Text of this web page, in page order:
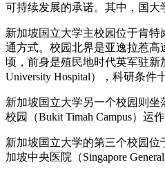
可持续发展的承诺。其中，国大
新加坡国立大学主校园位于肯特
通方式。校园北界是亚逸拉惹高
顷，前身是殖民地时代英军驻新
University Hospital），科研条件
新加坡国立大学另一个校园则坐
校园（Bukit Timah Campus）运
新加坡国立大学的第三个校园位
加坡中央医院（Singapore General